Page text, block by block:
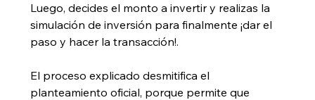
Luego, decides el monto a invertir y realizas la
simulación de inversión para finalmente ¡dar el
paso y hacer la transacción!.
El proceso explicado desmitifica el
planteamiento oficial, porque permite que